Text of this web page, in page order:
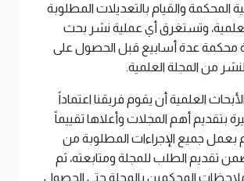
المحكمة والقيام بالتعديلات المطلوبة
وتستغرق أي عملية نشر بحث
محكمة عدة أسابيع قبل الحصول على
من المجلة العلمية.
العلمية أن يقوم فريقنا اعتماداً
بتقديم أهم المجلات وأعلاها تقييماً
بعمل جميع الإجراءات المطلوبة من
تقديم الطلب للمجلة ومتابعته، ثم
المحكمين بالمجلة حتى الحصول